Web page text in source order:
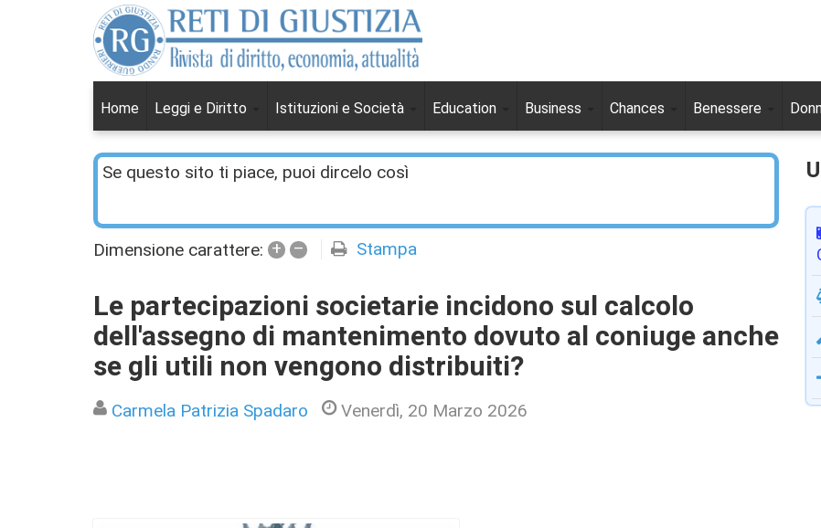
Home Leggi e Diritto Istituzioni e Società Education Business Chances Benessere
Se questo sito ti piace, puoi dircelo così
Dimensione carattere: + – Stampa
Le partecipazioni societarie incidono sul calcolo
dell'assegno di mantenimento dovuto al coniuge anche
se gli utili non vengono distribuiti?
Carmela Patrizia Spadaro Venerdì, 20 Marzo 2026